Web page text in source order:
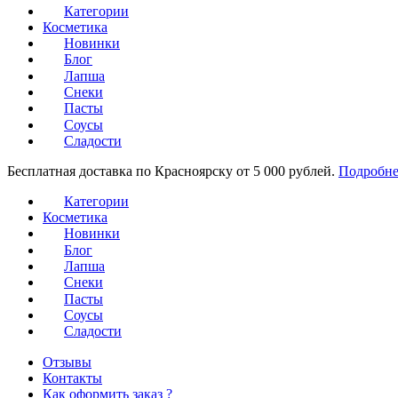
Категории
Косметика
Новинки
Блог
Лапша
Снеки
Пасты
Соусы
Сладости
Бесплатная доставка по Красноярску от 5 000 рублей.
Категории
Косметика
Новинки
Блог
Лапша
Снеки
Пасты
Соусы
Сладости
Отзывы
Контакты
Как оформить заказ ?